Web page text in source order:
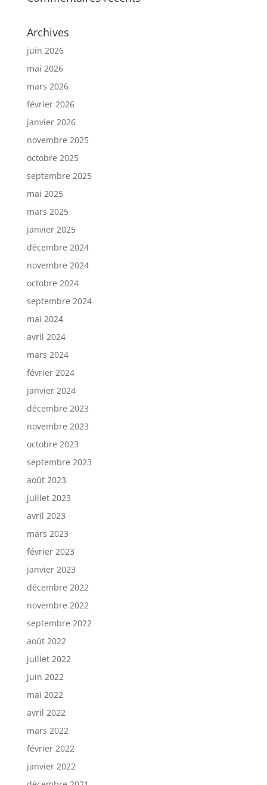
Archives
juin 2026
mai 2026
mars 2026
février 2026
janvier 2026
novembre 2025
octobre 2025
septembre 2025
mai 2025
mars 2025
janvier 2025
décembre 2024
novembre 2024
octobre 2024
septembre 2024
mai 2024
avril 2024
mars 2024
février 2024
janvier 2024
décembre 2023
novembre 2023
octobre 2023
septembre 2023
août 2023
juillet 2023
avril 2023
mars 2023
février 2023
janvier 2023
décembre 2022
novembre 2022
septembre 2022
août 2022
juillet 2022
juin 2022
mai 2022
avril 2022
mars 2022
février 2022
janvier 2022